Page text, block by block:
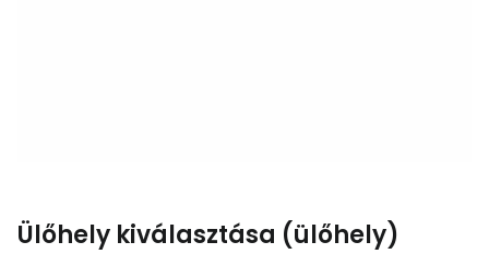
Ülőhely kiválasztása (ülőhely)